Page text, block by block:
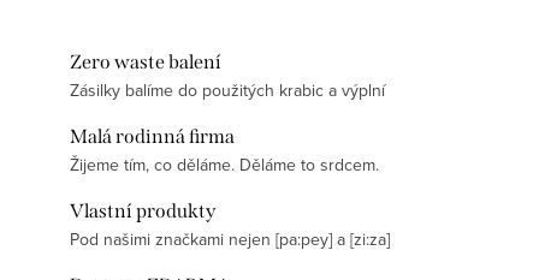
Zero waste balení
Zásilky balíme do použitých krabic a výplní
Malá rodinná firma
Žijeme tím, co děláme. Děláme to srdcem.
Vlastní produkty
Pod našimi značkami nejen [pa:pey] a [zi:za]